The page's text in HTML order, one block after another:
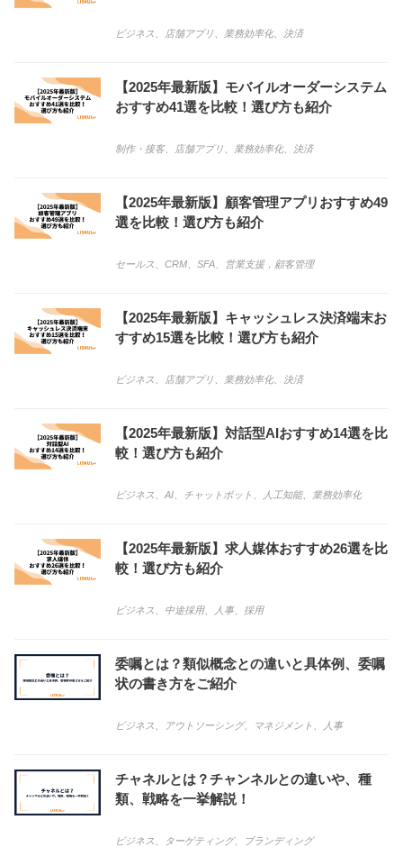
ビジネス 店舗アプリ 業務効率化、 決済
【2025年最新版】モバイルオーダーシステム
おすすめ41選を比較！選び方も紹介
制作・接客、 店舗アプリ 業務効率化、 決済
【2025年最新版】顧客管理アプリおすすめ49
選を比較！選び方も紹介
セールス CRM SFA 営業支援，顧客管理
【2025年最新版】キャッシュレス決済端末お
すすめ15選を比較！選び方も紹介
ビジネス 店舗アプリ 業務効率化、 決済
【2025年最新版】対話型AIおすすめ14選を比
較！選び方も紹介
ビジネス AI チャットボット 人工知能、 業務効率化
【2025年最新版】求人媒体おすすめ26選を比
較！選び方も紹介
ビジネス 中途採用、 人事、 採用
委嘱とは？類似概念との違いと具体例、委嘱
状の書き方をご紹介
ビジネス アウトソーシング、 マネジメント 人事
チャネルとは？チャンネルとの違いや、種
類、戦略を一挙解説！
ビジネス ターゲティング、
ブランディング